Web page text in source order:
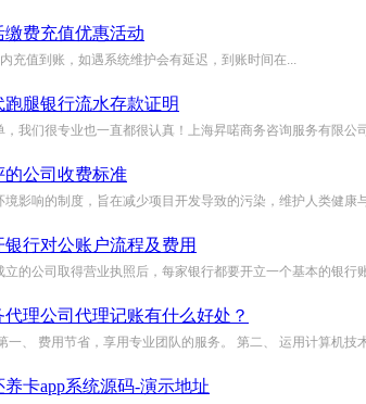
缴费充值优惠活动
内充值到账，如遇系统维护会有延迟，到账时间在...
腿银行流水存款证明
，我们很专业也一直都很认真！上海昇喏商务咨询服务有限
的公司收费标准
境影响的制度，旨在减少项目开发导致的污染，维护人类健
行对公账户流程及费用
公司取得营业执照后，每家银行都要开立一个基本的银
理公司代理记账有什么好处？
一、 费用节省，享用专业团队的服务。 第二、 运用计算机
卡app系统源码-演示地址